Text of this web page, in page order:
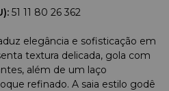
51 11 80 26 362
elegância e sofisticação em
textura delicada, gola com
além de um laço
refinado. A saia estilo godê